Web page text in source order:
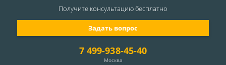
7 499-938-45-40
Москва
Задать вопрос
Получите консультациюбесплатно